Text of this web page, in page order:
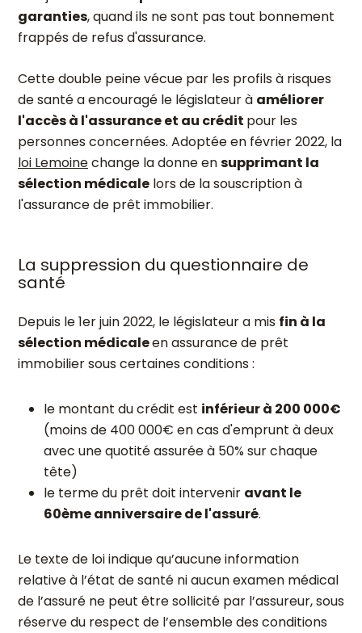
garanties, quand ils ne sont pas tout bonnement
frappés de refus d'assurance.
Cette double peine vécue par les profils à risques
de santé a encouragé le législateur à améliorer
l'accès à l'assurance et au crédit pour les
personnes concernées. Adoptée en février 2022, la
loi Lemoinechange la donne ensupprimant la
sélection médicale lors de la souscription à
l'assurance de prêt immobilier.
La suppression du questionnaire de
santé
Depuis le 1er juin 2022, le législateur a mis fin à la
sélection médicaleen assurance de prêt
immobilier sous certaines conditions :
le montant du crédit est inférieur à 200 000€
(moins de 400 000€ en cas d'emprunt à deux
avec une quotité assurée à 50% sur chaque
tête)
le terme du prêt doit intervenir avant le
60ème anniversaire de l'assuré.
Le texte de loi indique qu’aucune information
relative à l’état de santé ni aucun examen médical
de l’assuré ne peut être sollicité par l’assureur, sous
réserve du respect de l’ensemble des conditions